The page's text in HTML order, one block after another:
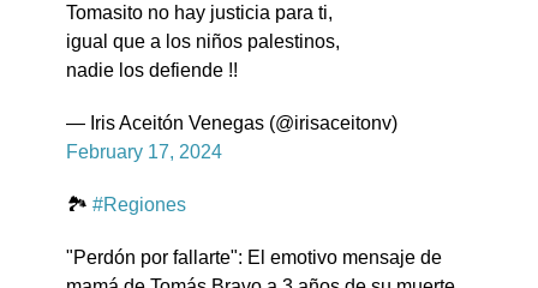
Tomasito no hay justicia para ti,
igual que a los niños palestinos,
nadie los defiende !!
— Iris Aceitón Venegas (@irisaceitonv)
February 17, 2024
🏞 #Regiones
"Perdón por fallarte": El emotivo mensaje de